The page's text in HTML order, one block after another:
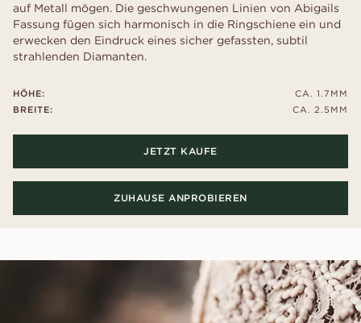
auf Metall mögen. Die geschwungenen Linien von Abigails
Fassung fügen sich harmonisch in die Ringschiene ein und
erwecken den Eindruck eines sicher gefassten, subtil
strahlenden Diamanten.
HÖHE:
BREITE:
CA. 1.7MM
CA. 2.5MM
JETZT KAUFE
ZUHAUSE ANPROBIEREN